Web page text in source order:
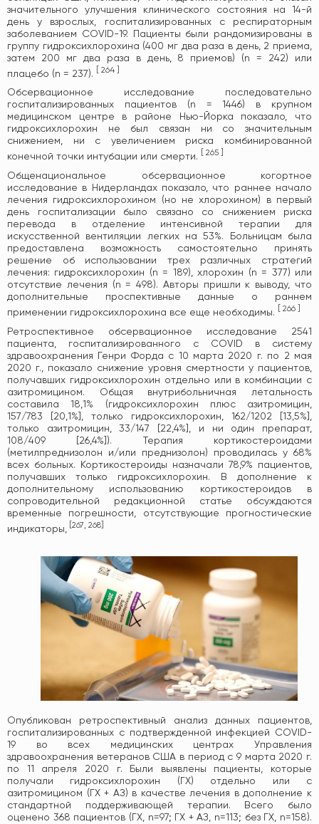
значительного улучшения клинического состояния на 14-й
день у взрослых, госпитализированных с респираторным
заболеванием COVID-19. Пациенты были рандомизированы в
группу гидроксихлорохина (400 мг два раза в день, 2 приема,
затем 200 мг два раза в день, 8 приемов) (n = 242) или
плацебо (n = 237).
264
Обсервационное исследование последовательно
госпитализированных пациентов (n = 1446) в крупном
медицинском центре в районе Нью-Йорка показало, что
гидроксихлорохин не был связан ни со значительным
снижением, ни с увеличением риска комбинированной
конечной точки интубации или смерти.
265
Общенациональное обсервационное когортное
исследование в Нидерландах показало, что раннее начало
лечения гидроксихлорохином (но не хлорохином) в первый
день госпитализации было связано со снижением риска
перевода в отделение интенсивной терапии для
искусственной вентиляции легких на 53%. Больницам была
предоставлена ​​возможность самостоятельно принять
решение об использовании трех различных стратегий
лечения: гидроксихлорохин (n = 189), хлорохин (n = 377) или
отсутствие лечения (n = 498). Авторы пришли к выводу, что
дополнительные проспективные данные о раннем
применении гидроксихлорохина все еще необходимы.
266
Ретроспективное обсервационное исследование 2541
пациента, госпитализированного с COVID в систему
здравоохранения Генри Форда с 10 марта 2020 г. по 2 мая
2020 г., показало снижение уровня смертности у пациентов,
получавших гидроксихлорохин отдельно или в комбинации с
азитромицином. Общая внутрибольничная летальность
составила 18,1% (гидроксихлорохин плюс азитромицин,
157/783 [20,1%], только гидроксихлорохин, 162/1202 [13,5%],
только азитромицин, 33/147 [22,4%], и ни один препарат,
108/409 [26,4%]). Терапия кортикостероидами
(метилпреднизолон и/или преднизолон) проводилась у 68%
всех больных. Кортикостероиды назначали 78,9% пациентов,
получавших только гидроксихлорохин. В дополнение к
дополнительному использованию кортикостероидов в
сопроводительной редакционной статье обсуждаются
временные погрешности, отсутствующие прогностические
индикаторы,
267, 268
Опубликован ретроспективный анализ данных пациентов,
госпитализированных с подтвержденной инфекцией COVID-
19 во всех медицинских центрах Управления
здравоохранения ветеранов США в период с 9 марта 2020 г.
по 11 апреля 2020 г. Были выявлены пациенты, которые
получали гидроксихлорохин (ГХ) отдельно или с
азитромицином (ГХ + АЗ) в качестве лечения в дополнение к
стандартной поддерживающей терапии. Всего было
оценено 368 пациентов (ГХ, n=97; ГХ + АЗ, n=113; без ГХ, n=158).